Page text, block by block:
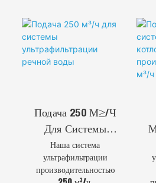
технологическую
цепочку, разработанную
с единственной целью:
производство
сверхчистой воды
(UPW). Это не является
обычным процессом
Подача 250 М³/ч
Для Системы
Ультрафильтрации
Речной Воды
Наша система
ультрафильтрации
производительностью